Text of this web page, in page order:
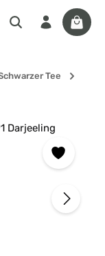
Tee